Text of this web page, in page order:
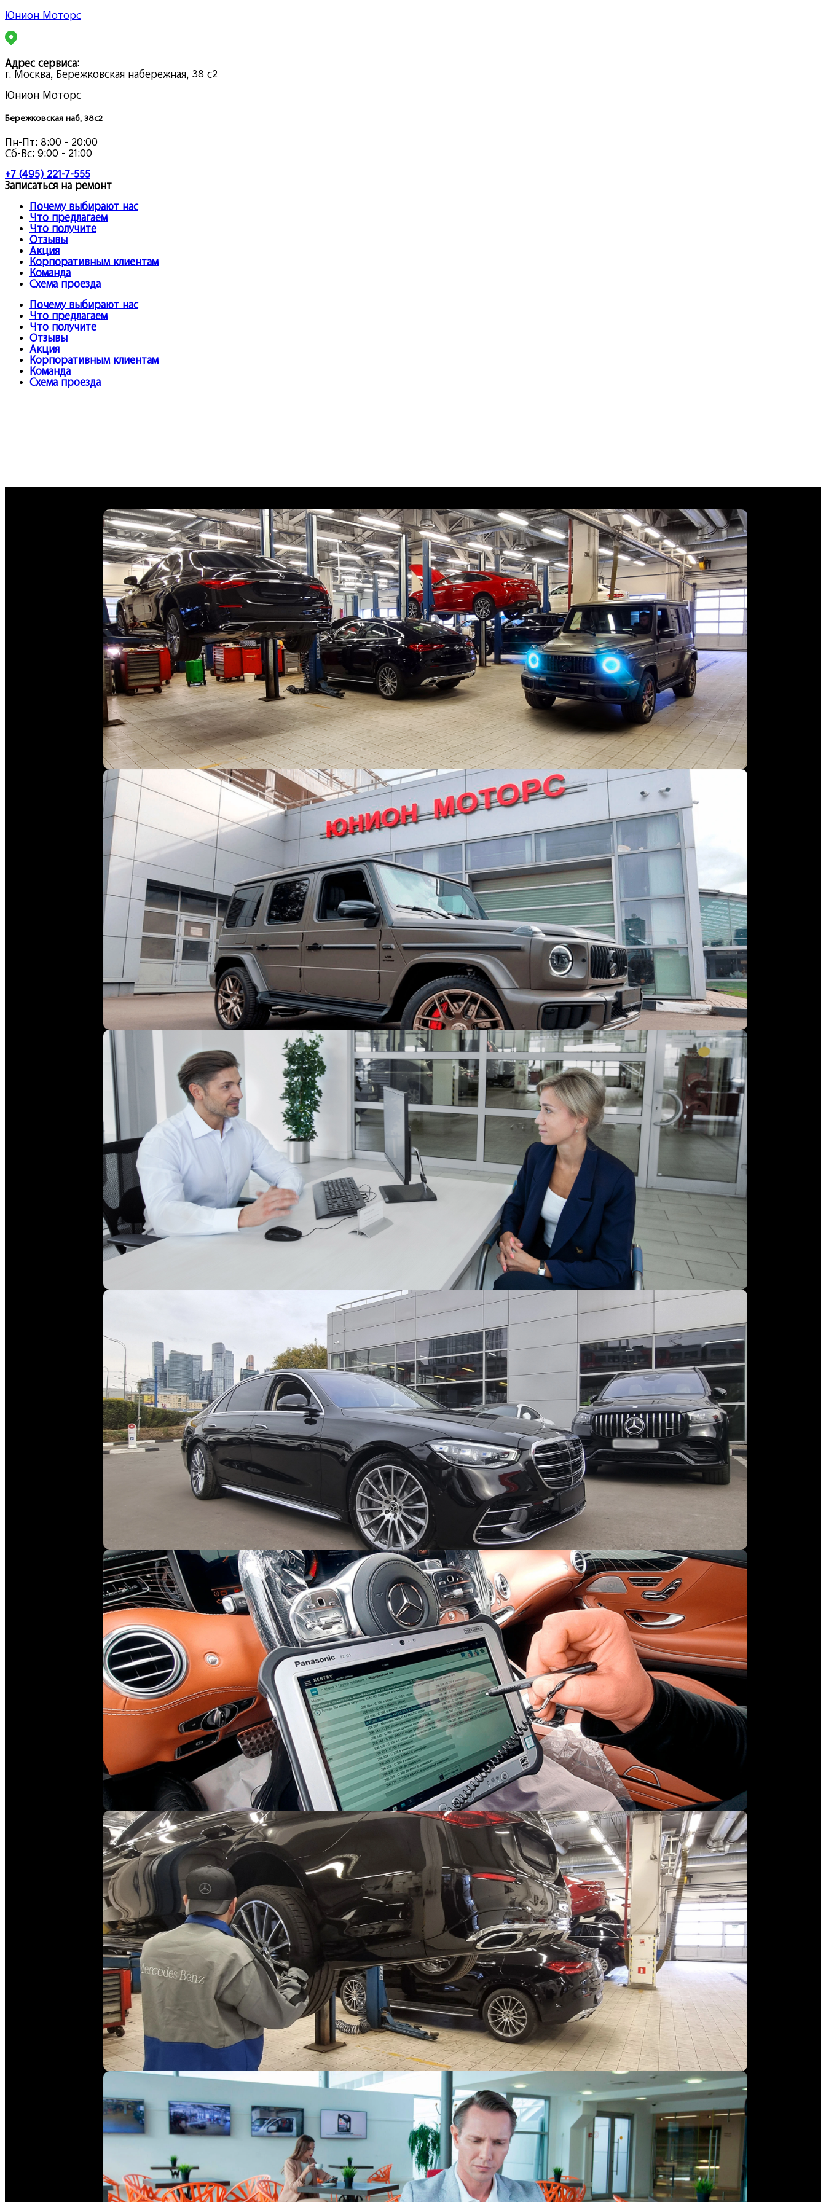
Юнион Моторс
Адрес сервиса:
г. Москва, Бережковская набережная, 38 с2
Юнион Моторс
Бережковская наб. 38с2
Пн-Пт: 8:00 - 20:00
Сб-Вс: 9:00 - 21:00
+7 (495) 221-7-555
Записаться на ремонт
Почему выбирают нас
Что предлагаем
Что получите
Отзывы
Акция
Корпоративным клиентам
Команда
Схема проезда
Почему выбирают нас
Что предлагаем
Что получите
Отзывы
Акция
Корпоративным клиентам
Команда
Схема проезда